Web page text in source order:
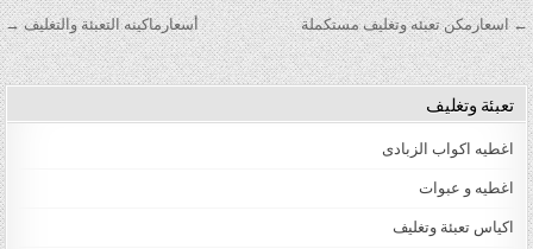
تصفّح المقالات أسعارماكينه التعبئة والتغليف → ← اسعارمكن تعبئه وتغليف مستكملة
تعبئة وتغليف
اغطيه اكواب الزبادى
اغطيه و عبوات
اكياس تعبئة وتغليف